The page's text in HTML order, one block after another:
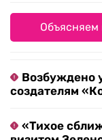
Объясняем
Возбуждено
создателям
«Тихое